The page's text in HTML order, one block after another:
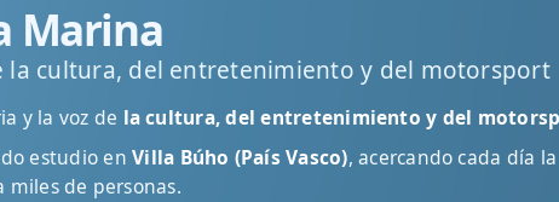
Marina
la cultura, del entretenimiento y del motorsport
y la voz de la cultura, del entretenimiento y del
estudio enVilla Búho (País Vasco), acercando cada día la
de personas.